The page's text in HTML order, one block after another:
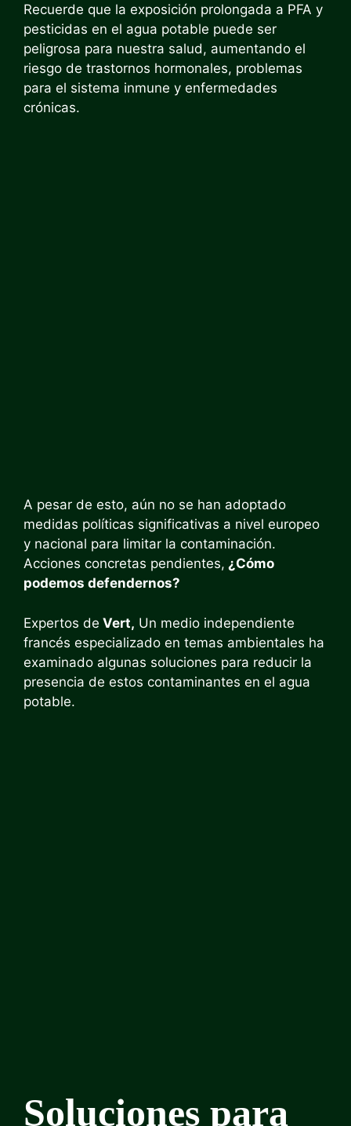
Recuerde que la exposición prolongada a PFA y
pesticidas en el agua potable puede ser
peligrosa para nuestra salud, aumentando el
riesgo de trastornos hormonales, problemas
para el sistema inmune y enfermedades
crónicas.
A pesar de esto, aún no se han adoptado
medidas políticas significativas a nivel europeo
y nacional para limitar la contaminación.
Acciones concretas pendientes, ¿Cómo
podemos defendernos?
Expertos de Vert, Un medio independiente
francés especializado en temas ambientales ha
examinado algunas soluciones para reducir la
presencia de estos contaminantes en el agua
potable.
Soluciones para